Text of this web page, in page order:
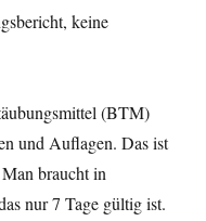
keine
(BTM)
und Auflagen. Das ist
braucht in
nur 7 Tage gültig ist.